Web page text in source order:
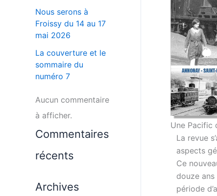
Nous serons à
Froissy du 14 au 17
mai 2026
La couverture et le
sommaire du
numéro 7
Aucun commentaire
à afficher.
Commentaires
récents
Archives
Une Pacific
La revue
aspects
Ce
douze
période